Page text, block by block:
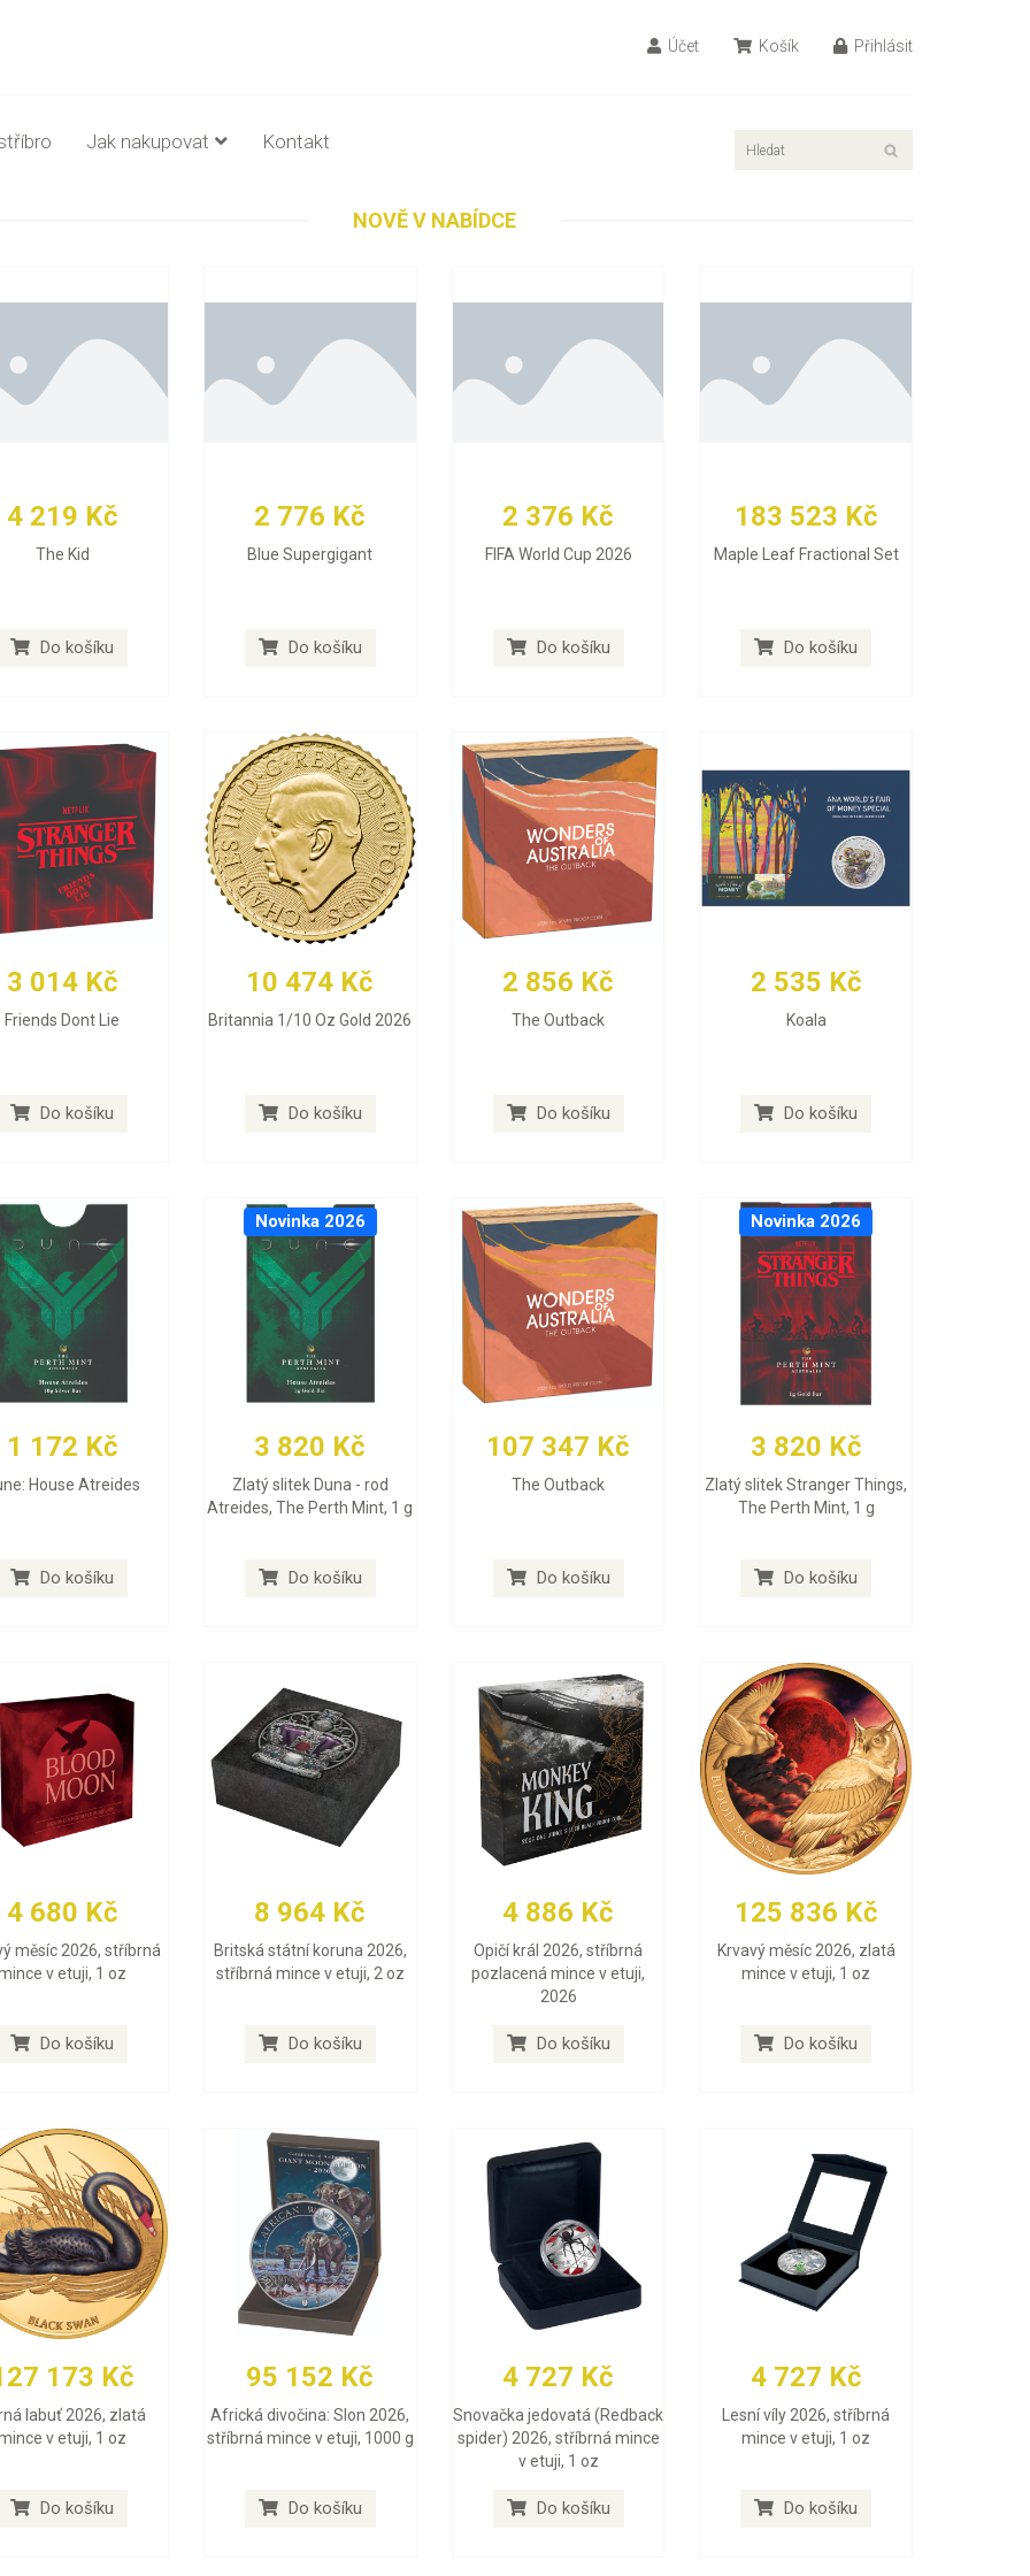
Účet Košík Přihlásit
Jak nakupovat Kontakt
NOVĚ V NABÍDCE
4 219 Kč
The Kid
Do košíku
2 776 Kč
Blue Supergigant
Do košíku
2 376 Kč
FIFA World Cup 2026
Do košíku
183 523 Kč
Maple Leaf Fractional Set
Do košíku
3 014 Kč
Friends Dont Lie
Do košíku
10 474 Kč
Britannia 1/10 Oz Gold 2026
Do košíku
2 856 Kč
The Outback
Do košíku
2 535 Kč
Koala
Do košíku
1 172 Kč
House Atreides
Do košíku
Novinka 2026
3 820 Kč
Zlatý slitek Duna - rod
Atreides, The Perth Mint, 1 g
Do košíku
107 347 Kč
The Outback
Do košíku
Novinka 2026
3 820 Kč
Zlatý slitek Stranger Things,
The Perth Mint, 1 g
Do košíku
4 680 Kč
měsíc 2026, stříbrná
v etuji, 1 oz
Do košíku
8 964 Kč
Britská státní koruna 2026,
stříbrná mince v etuji, 2 oz
Do košíku
4 886 Kč
Opičí král 2026, stříbrná
pozlacená mince v etuji,
2026
Do košíku
125 836 Kč
Krvavý měsíc 2026, zlatá
mince v etuji, 1 oz
Do košíku
173 Kč
labuť 2026, zlatá
v etuji, 1 oz
Do košíku
95 152 Kč
Africká divočina: Slon 2026,
stříbrná mince v etuji, 1000 g
Do košíku
4 727 Kč
Snovačka jedovatá (Redback
spider) 2026, stříbrná mince
v etuji, 1 oz
Do košíku
4 727 Kč
Lesní víly 2026, stříbrná
mince v etuji, 1 oz
Do košíku